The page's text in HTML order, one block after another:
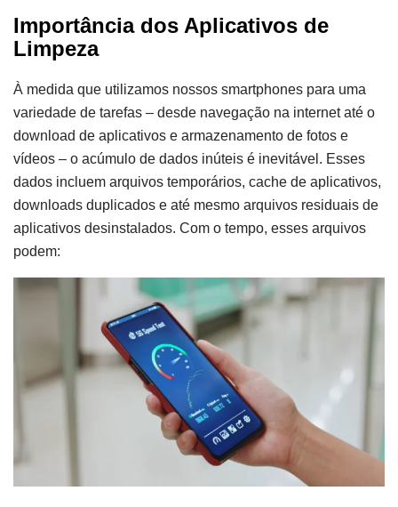
Importância dos Aplicativos de
Limpeza
À medida que utilizamos nossos smartphones para uma
variedade de tarefas – desde navegação na internet até o
download de aplicativos e armazenamento de fotos e
vídeos – o acúmulo de dados inúteis é inevitável. Esses
dados incluem arquivos temporários, cache de aplicativos,
downloads duplicados e até mesmo arquivos residuais de
aplicativos desinstalados. Com o tempo, esses arquivos
podem: